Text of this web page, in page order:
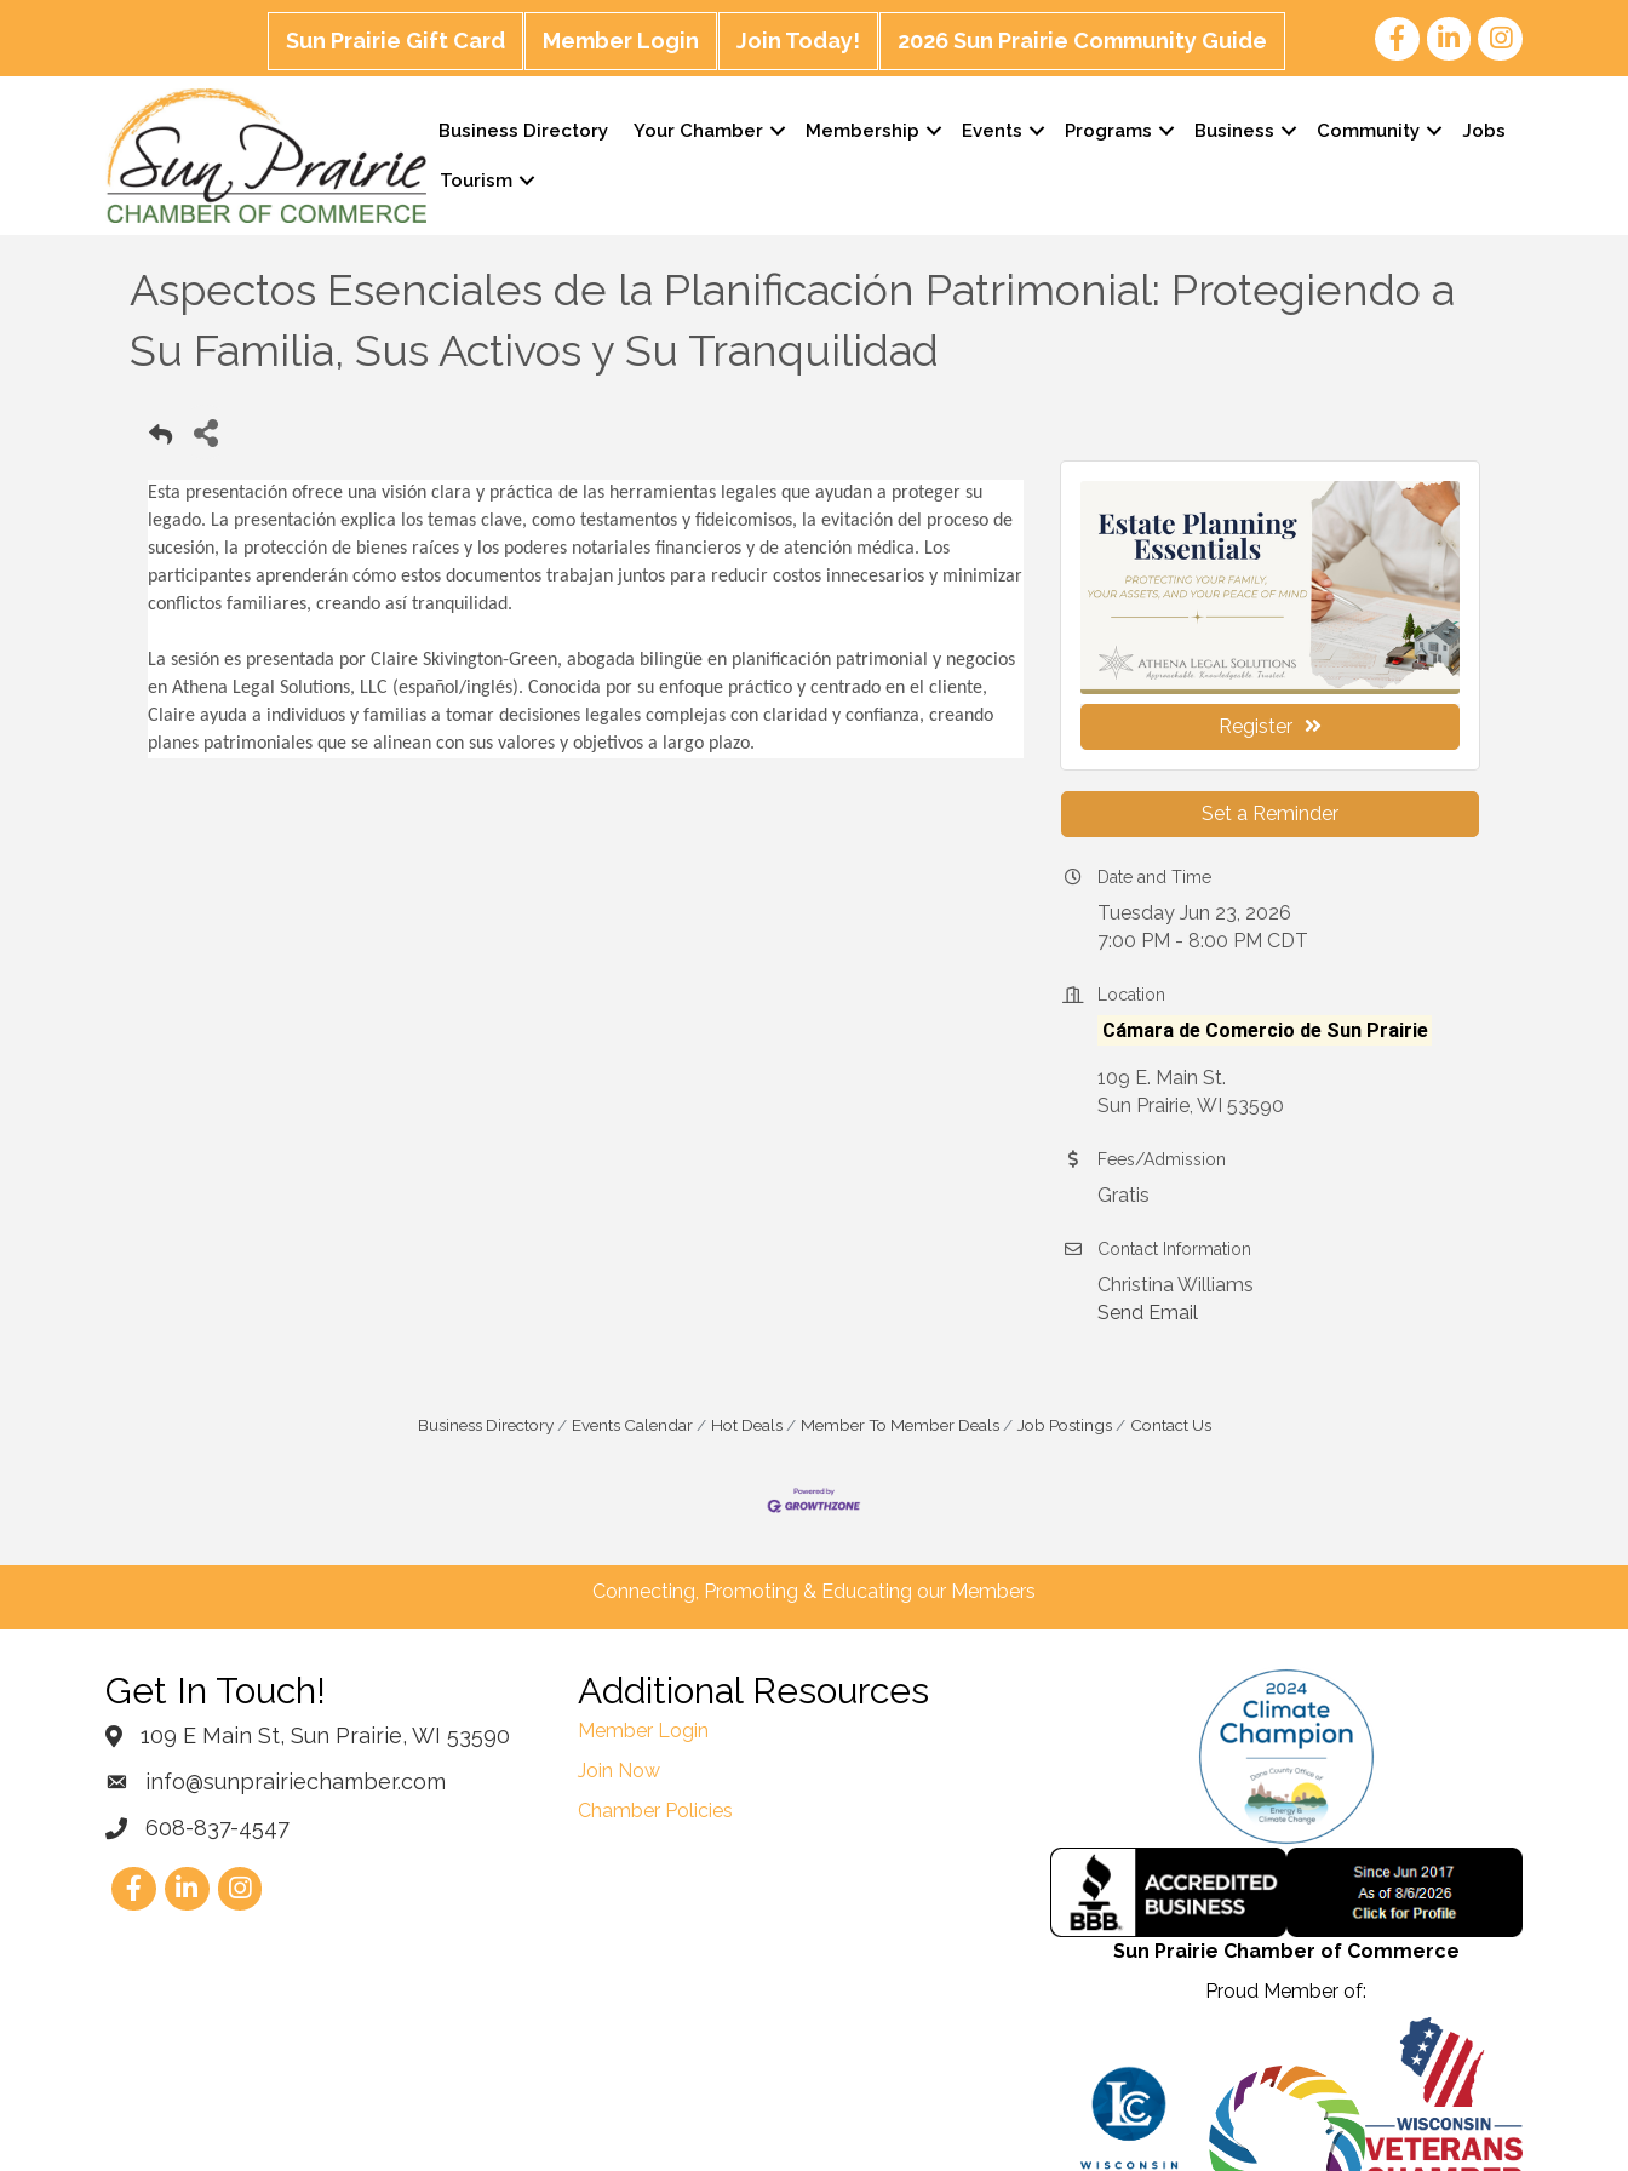
Sun Prairie Gift Card Member Login Join Today! 2026 Sun Prairie Community Guide
Business Directory Your Chamber Membership Events Programs Business Community Jobs
Tourism
Aspectos Esenciales de la Planificación Patrimonial: Protegiendo a
Su Familia, Sus Activos y Su Tranquilidad
Esta presentación ofrece una visión clara y práctica de las herramientas legales que ayudan a proteger su
legado. La presentación explica los temas clave, como testamentos y fideicomisos, la evitación del proceso de
sucesión, la protección de bienes raíces y los poderes notariales financieros y de atención médica. Los
participantes aprenderán cómo estos documentos trabajan juntos para reducir costos innecesarios y minimizar
conflictos familiares, creando así tranquilidad.
La sesión es presentada por Claire Skivington-Green, abogada bilingüe en planificación patrimonial y negocios
en Athena Legal Solutions, LLC (español/inglés). Conocida por su enfoque práctico y centrado en el cliente,
Claire ayuda a individuos y familias a tomar decisiones legales complejas con claridad y confianza, creando
planes patrimoniales que se alinean con sus valores y objetivos a largo plazo.
Register
Set a Reminder
Date and Time
Tuesday Jun 23, 2026
7:00 PM - 8:00 PM CDT
Location
Cámara de Comercio de Sun Prairie
109 E. Main St.
Sun Prairie, WI 53590
Fees/Admission
Gratis
Contact Information
Christina Williams
Send Email
Business Directory Events Calendar Hot Deals Member To Member Deals Job Postings Contact Us
Connecting, Promoting & Educating our Members
Get In Touch!
109 E Main St, Sun Prairie, WI 53590
info@sunprairiechamber.com
608-837-4547
Additional Resources
Member Login
Join Now
Chamber Policies
Sun Prairie Chamber of Commerce
Proud Member of: